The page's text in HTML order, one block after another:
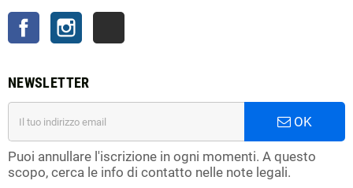
FacebookInstagram
NEWSLETTER
OK
Puoi annullare l'iscrizione in ogni momenti. A questo
scopo, cerca le info di contatto nelle note legali.